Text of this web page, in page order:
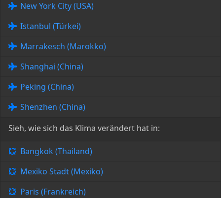
New York City (USA)
Istanbul (Türkei)
Marrakesch (Marokko)
Shanghai (China)
Peking (China)
Shenzhen (China)
Sieh, wie sich das Klima verändert hat in:
Bangkok (Thailand)
Mexiko Stadt (Mexiko)
Paris (Frankreich)